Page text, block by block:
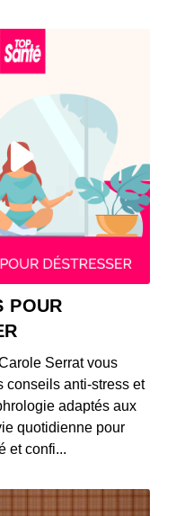
POUR
Serrat vous
conseils anti-stress et
adaptés aux
quotidienne pour
et confi...